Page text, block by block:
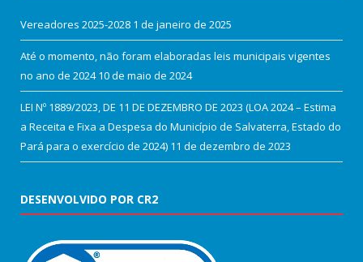
Vereadores 2025-2028 1 de janeiro de 2025
Até o momento, não foram elaboradas leis municipais vigentes
no ano de 2024 10 de maio de 2024
LEI Nº 1889/2023, DE 11 DE DEZEMBRO DE 2023 (LOA 2024 – Estima
a Receita e Fixa a Despesa do Município de Salvaterra, Estado do
Pará para o exercício de 2024) 11 de dezembro de 2023
DESENVOLVIDO POR CR2